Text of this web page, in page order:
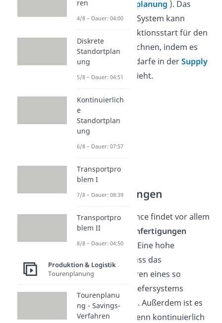
Materialbedarfsplanung ). Das
Sequence-Inling-System kann
somit den Produktionsstart für den
Lieferanten berechnen, indem es
sämtliche Zeitbedarfe in derSupply
Chainmiteinbezieht.
Voraussetzungen
Just in sequence findet vor allem
inGroßserienfertigungen
Anwendung. Eine hohe
Stückzahl muss das
Implementieren eines so
komplexen Liefersystems
rechtfertigen. Außerdem ist es
ein Vorteil, wenn kontinuierlich
ren
4/8 – Dauer: 04:00
Diskrete
Standortplan
ung
5/8 – Dauer: 04:51
Kontinuierlich
e
Standortplan
ung
6/8 – Dauer: 07:57
Transportpro
blem I
7/8 – Dauer: 08:39
Transportpro
blem II
8/8 – Dauer: 04:50
Produktion & Logistik
Tourenplanung
Tourenplanu
ng - Savings-
Verfahren